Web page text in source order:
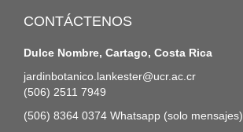
CONTÁCTENOS
Dulce Nombre, Cartago, Costa Rica
jardinbotanico.lankester@ucr.ac.cr
(506) 2511 7949
(506) 8364 0374 Whatsapp (solo mensajes)